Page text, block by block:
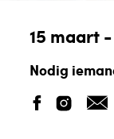
15 maart
Nodig